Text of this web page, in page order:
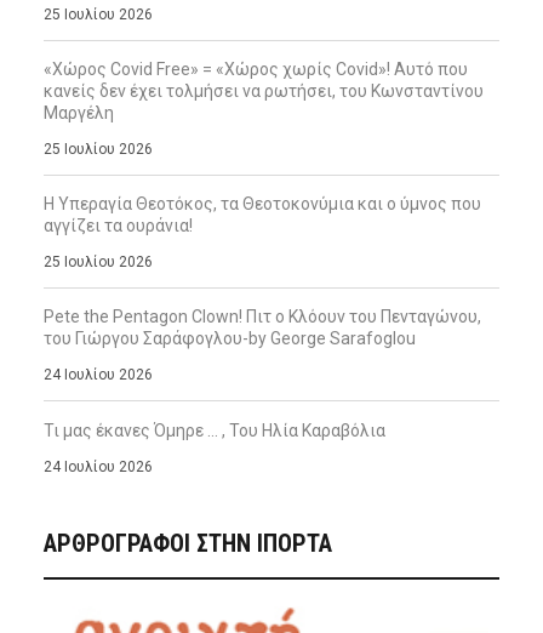
25 Ιουλίου 2026
«Χώρος Covid Free» = «Χώρος χωρίς Covid»! Αυτό που
κανείς δεν έχει τολμήσει να ρωτήσει, του Κωνσταντίνου
Μαργέλη
25 Ιουλίου 2026
Η Υπεραγία Θεοτόκος, τα Θεοτοκονύμια και ο ύμνος που
αγγίζει τα ουράνια!
25 Ιουλίου 2026
Pete the Pentagon Clown! Πιτ ο Κλόουν του Πενταγώνου,
του Γιώργου Σαράφογλου-by George Sarafoglou
24 Ιουλίου 2026
Τι μας έκανες Όμηρε … , Του Ηλία Καραβόλια
24 Ιουλίου 2026
ΑΡΘΡΟΓΡΑΦΟΙ ΣΤΗΝ IΠΟΡΤΑ